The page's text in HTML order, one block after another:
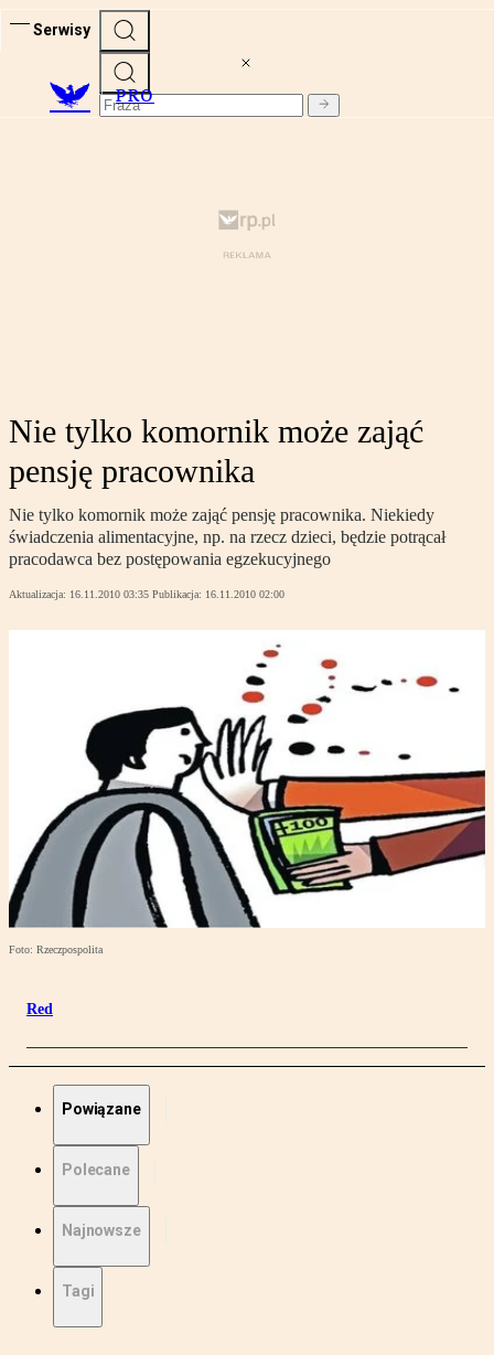
Serwisy
PRO
Nie tylko komornik może zająć
pensję pracownika
Nie tylko komornik może zająć pensję pracownika. Niekiedy
świadczenia alimentacyjne, np. na rzecz dzieci, będzie potrącał
pracodawca bez postępowania egzekucyjnego
Aktualizacja: 16.11.2010 03:35 Publikacja: 16.11.2010 02:00
Foto: Rzeczpospolita
Red
Powiązane
Polecane
Najnowsze
Tagi